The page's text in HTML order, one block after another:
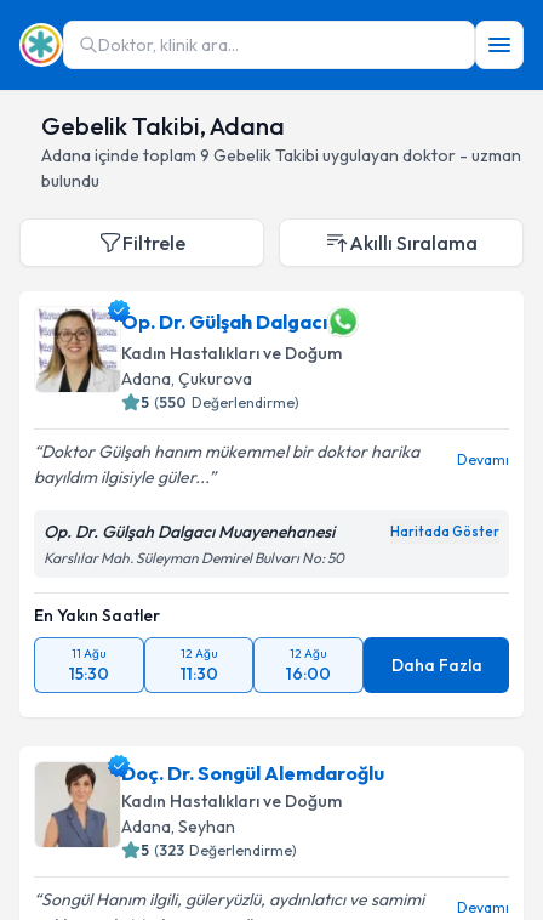
Doktor, klinik ara...
Gebelik Takibi, Adana
Adana içinde toplam 9 Gebelik Takibi uygulayan doktor - uzman
bulundu
Filtrele Akıllı Sıralama
Op. Dr. Gülşah Dalgacı
Kadın Hastalıkları ve Doğum
Adana, Çukurova
5 (550 Değerlendirme)
Doktor Gülşah hanım mükemmel bir doktor harika
bayıldım ilgisiyle güler...
Devamı
Op. Dr. Gülşah Dalgacı Muayenehanesi Haritada Göster
Karslılar Mah. Süleyman Demirel Bulvarı No: 50
En Yakın Saatler
11 Ağu
15:30
12 Ağu
11:30
12 Ağu
16:00 Daha Fazla
Doç. Dr. Songül Alemdaroğlu
Kadın Hastalıkları ve Doğum
Adana, Seyhan
5 (323 Değerlendirme)
Songül Hanım ilgili, güleryüzlü, aydınlatıcı ve samimi
Devamı